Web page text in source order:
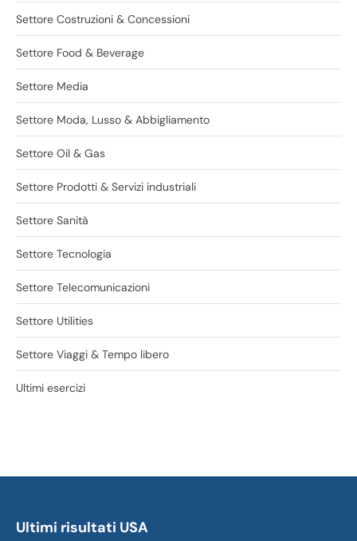
Settore Costruzioni & Concessioni
Settore Food & Beverage
Settore Media
Settore Moda, Lusso & Abbigliamento
Settore Oil & Gas
Settore Prodotti & Servizi industriali
Settore Sanità
Settore Tecnologia
Settore Telecomunicazioni
Settore Utilities
Settore Viaggi & Tempo libero
Ultimi esercizi
Ultimi risultati USA